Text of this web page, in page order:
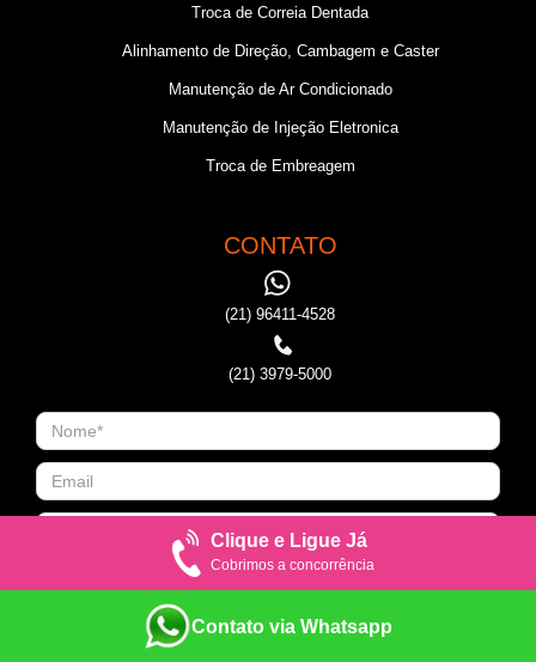
Troca de Correia Dentada
Alinhamento de Direção, Cambagem e Caster
Manutenção de Ar Condicionado
Manutenção de Injeção Eletronica
Troca de Embreagem
CONTATO
(21) 96411-4528
(21) 3979-5000
Clique e Ligue Já
Cobrimos a concorrência
Contato via Whatsapp